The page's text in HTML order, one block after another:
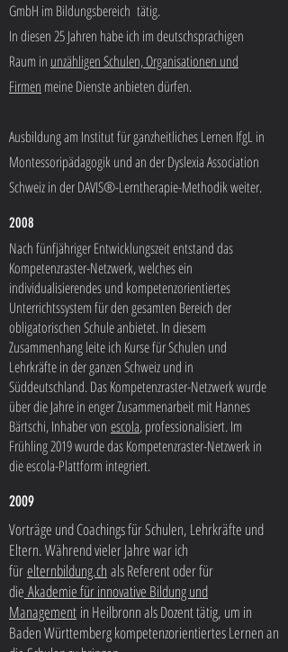
GmbH im Bildungsbereich tätig.
In diesen 25 Jahren habe ich im deutschsprachigen
Raum in unzähligen Schulen, Organisationen und
Firmen meine Dienste anbieten dürfen.
Ausbildung am Institut für ganzheitliches Lernen IfgL in
Montessoripädagogik und an der Dyslexia Association
Schweiz in der DAVIS®-Lerntherapie-Methodik weiter.
2008
Nach fünfjähriger Entwicklungszeit entstand das
Kompetenzraster-Netzwerk, welches ein
individualisierendes und kompetenzorientiertes
Unterrichtssystem für den gesamten Bereich der
obligatorischen Schule anbietet. In diesem
Zusammenhang leite ich Kurse für Schulen und
Lehrkräfte in der ganzen Schweiz und in
Süddeutschland. Das Kompetenzraster-Netzwerk wurde
über die Jahre in enger Zusammenarbeit mit Hannes
Bärtschi, Inhaber von escola, professionalisiert. Im
Frühling 2019 wurde das Kompetenzraster-Netzwerk in
die escola-Plattform integriert.
2009
Vorträge und Coachings für Schulen, Lehrkräfte und
Eltern. Während vieler Jahre war ich
fürelternbildung.ch als Referent oder für
die Akademie für innovative Bildung und
Management in Heilbronn als Dozent tätig, um in
Baden Württemberg kompetenzorientiertes Lernen an